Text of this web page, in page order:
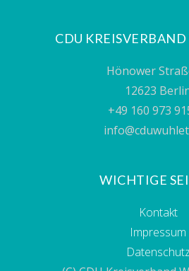
CDU
Hönower
12623
+49 160 973
WICHTIGE
Kontakt
Impressum
Datenschutz